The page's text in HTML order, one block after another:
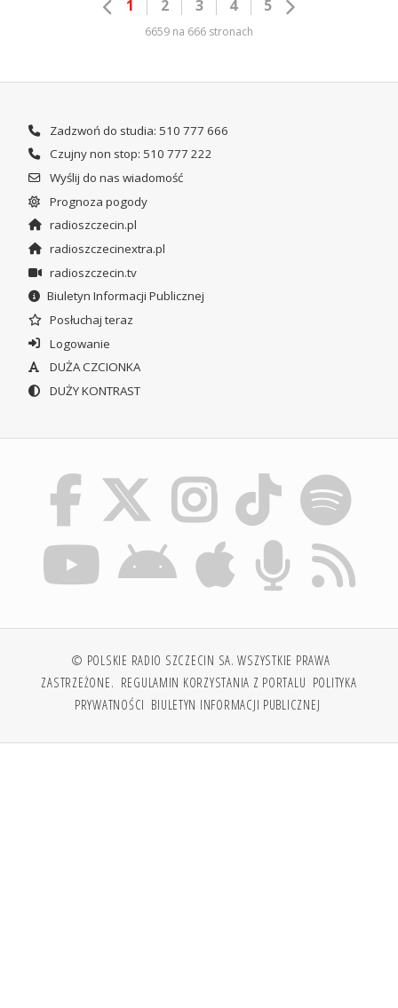
1 2 3 4 5
6659 na 666 stronach
Zadzwoń do studia: 510 777 666
Czujny non stop: 510 777 222
Wyślij do nas wiadomość
Prognoza pogody
radioszczecin.pl
radioszczecinextra.pl
radioszczecin.tv
Biuletyn Informacji Publicznej
Posłuchaj teraz
Logowanie
DUŻA CZCIONKA
DUŻY KONTRAST
© POLSKIE RADIO SZCZECIN SA. WSZYSTKIE PRAWA
ZASTRZEŻONE. REGULAMIN KORZYSTANIA Z PORTALU POLITYKA
PRYWATNOŚCI BIULETYN INFORMACJI PUBLICZNEJ